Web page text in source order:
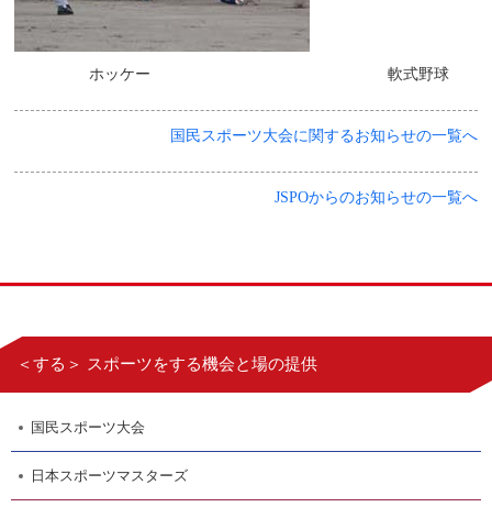
ホッケー 軟式野球
国民スポーツ大会に関するお知らせの一覧へ
JSPOからのお知らせの一覧へ
＜する＞ スポーツをする機会と場の提供
国民スポーツ大会
日本スポーツマスターズ